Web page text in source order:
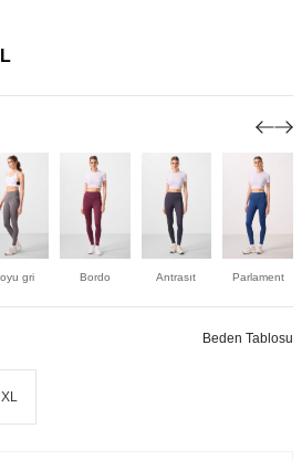
gri Bordo Antrasıt Parlament
Beden Tablosu
XL